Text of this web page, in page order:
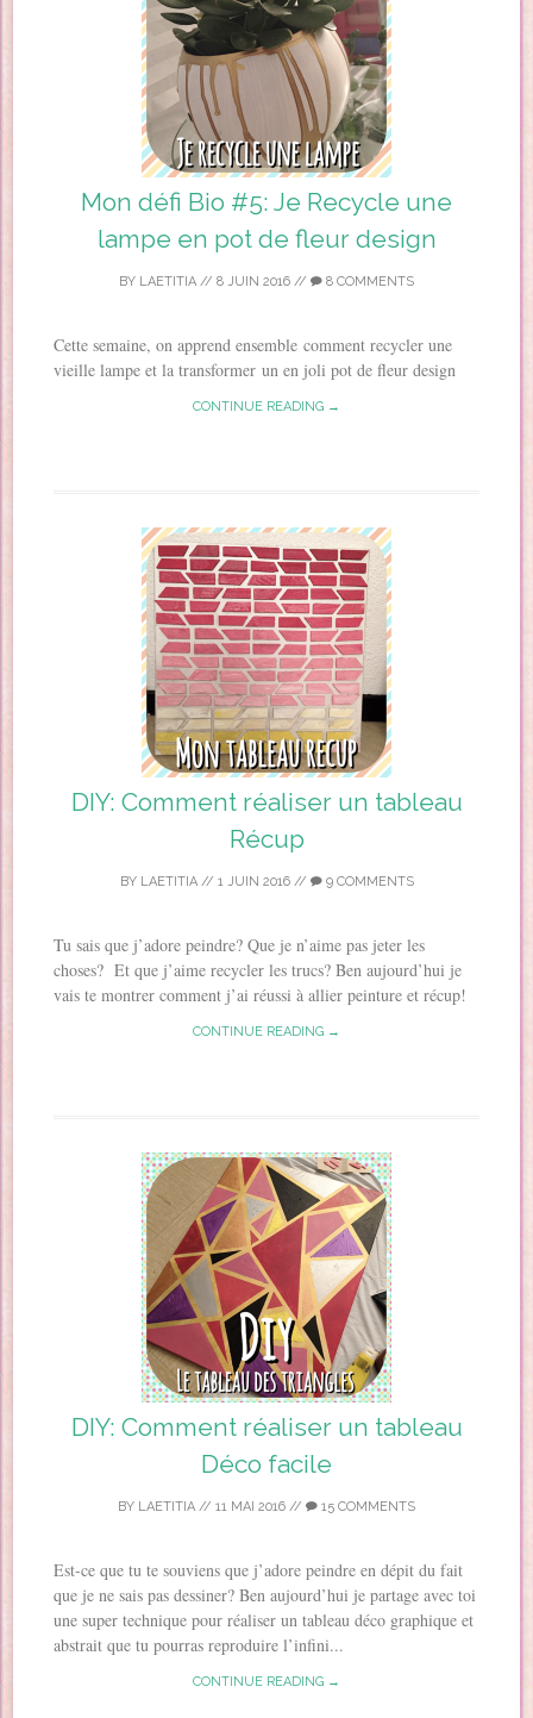
Mon défi Bio #5: Je Recycle une
lampe en pot de fleur design
BY LAETITIA // 8 JUIN 2016 // 8 COMMENTS
Cette semaine, on apprend ensemble comment recycler une
vieille lampe et la transformer un en joli pot de fleur design
CONTINUE READING →
DIY: Comment réaliser un tableau
Récup
BY LAETITIA// 1 JUIN 2016// 9 COMMENTS
Tu sais que j’adore peindre? Que je n’aime pas jeter les
choses? Et que j’aime recycler les trucs? Ben aujourd’hui je
vais te montrer comment j’ai réussi à allier peinture et récup!
CONTINUE READING →
DIY: Comment réaliser un tableau
Déco facile
BY LAETITIA // 11 MAI 2016 // 15 COMMENTS
Est-ce que tu te souviens que j’adore peindre en dépit du fait
que je ne sais pas dessiner? Ben aujourd’hui je partage avec toi
une super technique pour réaliser un tableau déco graphique et
abstrait que tu pourras reproduire l’infini...
CONTINUE READING →